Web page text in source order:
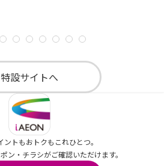
特設サイトへ
ントもおトクもこれひとつ。
ン・チラシがご確認いただけます。